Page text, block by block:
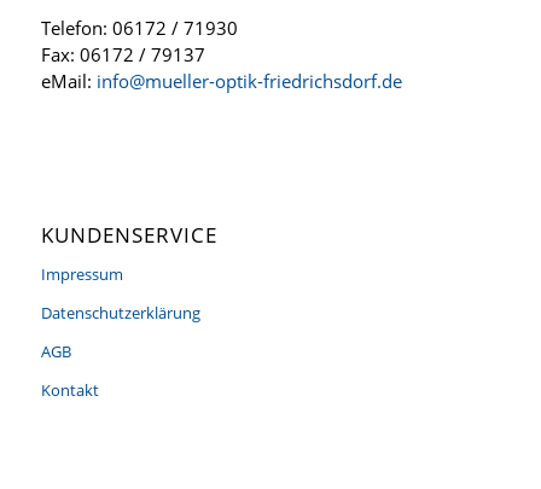
Telefon: 06172 / 71930
Fax: 06172 / 79137
eMail: info@mueller-optik-friedrichsdorf.de
KUNDENSERVICE
Impressum
Datenschutzerklärung
AGB
Kontakt